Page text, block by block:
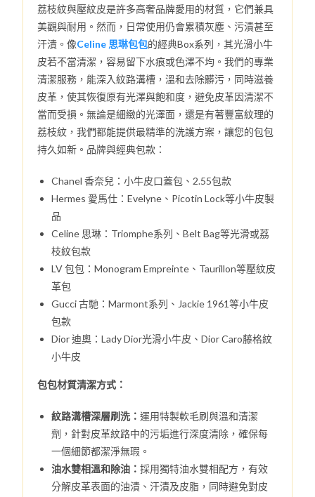
荔枝紋與壓紋皮是許多高奢品牌愛用的材質，它們兼具
美觀與耐用。然而，日常使用仍會累積灰塵、污漬甚至
汗漬。像Celine 思琳包包的經典Box系列，其光滑小牛
皮若不當清潔，容易留下水痕或色澤不均。我們的專業
清潔服務，能深入紋路溝槽，溫和去除髒污，同時滋養
皮革，使其恢復原有光澤與飽和度，避免皮革因清潔不
當而受損。無論是細緻的光澤面，還是有著豐富紋理的
荔枝紋，我們都能提供最精準的洗護方案，讓您的包包
持久如新。品牌與經典包款：
Chanel 香奈兒：小牛皮口蓋包、2.55包款
Hermes 愛馬仕：Evelyne、Picotin Lock等小牛皮製
品
Celine 思琳：Triomphe系列、Belt Bag等光滑或荔
枝紋包款
LV 包包：Monogram Empreinte、Taurillon等壓紋皮
革包
Gucci 古馳：Marmont系列、Jackie 1961等小牛皮
包款
Dior 迪奧：Lady Dior光滑小牛皮、Dior Caro藤格紋
小牛皮
包包材質清潔方式：
紋路溝槽深層刷洗：運用特製軟毛刷與溫和清潔
劑，針對皮革紋路中的污垢進行深度清除，確保每
一個細節都潔淨無瑕。
油水雙相溫和除油：採用獨特油水雙相配方，有效
分解皮革表面的油漬、汗漬及皮脂，同時避免對皮